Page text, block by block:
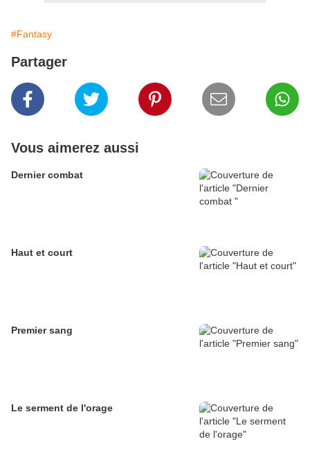
#Fantasy
Partager
Vous aimerez aussi
Dernier combat
Haut et court
Premier sang
Le serment de l'orage